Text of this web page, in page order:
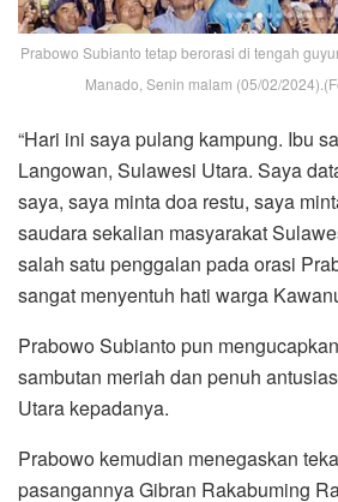
Prabowo Subianto tetap berorasi di tengah
Manado, Senin malam (05/02/
“Hari ini saya pulang kampung. Ibu
Langowan, Sulawesi Utara. Saya
saya, saya minta doa restu, saya
saudara sekalian masyarakat
salah satu penggalan pada orasi
sangat menyentuh hati warga
Prabowo Subianto pun
sambutan meriah dan penuh
Utara kepadanya.
Prabowo kemudian menegaskan
pasangannya Gibran Rakabuming